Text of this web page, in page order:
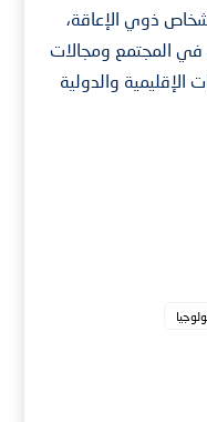
ذوي الإعاقة،
المجتمع ومجالات
الإقليمية والدولية